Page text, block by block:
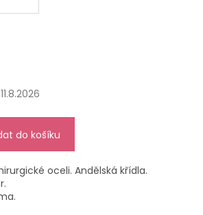
11.8.2026
do košíku
oceli. Andělská křídla.